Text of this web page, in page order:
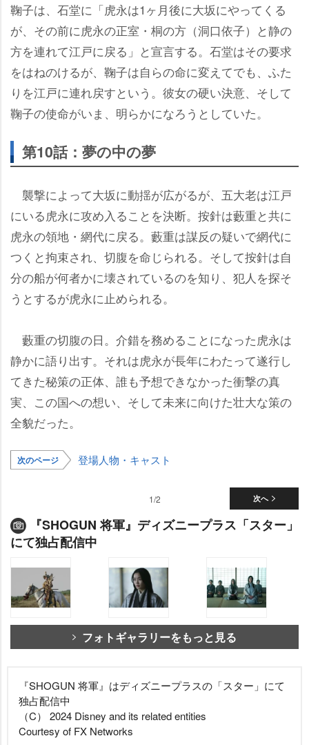
鞠子は、石堂に「虎永は1ヶ月後に大坂にやってくる
が、その前に虎永の正室・桐の方（洞口依子）と静の
方を連れて江戸に戻る」と宣言する。石堂はその要求
をはねのけるが、鞠子は自らの命に変えてでも、ふた
りを江戸に連れ戻すという。彼女の硬い決意、そして
鞠子の使命がいま、明らかになろうとしていた。
第10話：夢の中の夢
襲撃によって大坂に動揺が広がるが、五大老は江戸
にいる虎永に攻め入ることを決断。按針は藪重と共に
虎永の領地・網代に戻る。藪重は謀反の疑いで網代に
つくと拘束され、切腹を命じられる。そして按針は自
分の船が何者かに壊されているのを知り、犯人を探そ
うとするが虎永に止められる。
藪重の切腹の日。介錯を務めることになった虎永は
静かに語り出す。それは虎永が長年にわたって遂行し
てきた秘策の正体、誰も予想できなかった衝撃の真
実、この国への想い、そして未来に向けた壮大な策の
全貌だった。
次のページ 登場人物・キャスト
次へ
1/2
『SHOGUN 将軍』ディズニープラス「スター」
にて独占配信中
フォトギャラリーをもっと見る
『SHOGUN 将軍』はディズニープラスの「スター」にて
独占配信中
（C） 2024 Disney and its related entities
Courtesy of FX Networks